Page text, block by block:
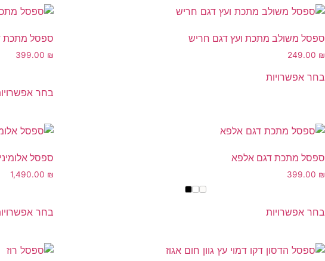
ספסל משולב מתכת ועץ דגם חריש
249.00 ₪
בחר אפשרויות
ספסל מתכת
399.00 ₪
בחר
ספסל מתכת דגם אלפא
399.00 ₪
בחר אפשרויות
ספסל
1,490.00 ₪
בחר